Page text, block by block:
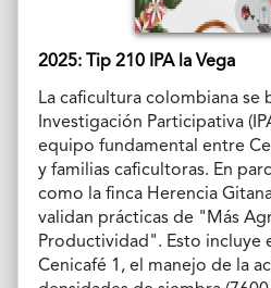
2025: Tip 210 IPA la Vega
La caficultura colombiana se
Investigación Participativa
equipo fundamental entre
y familias caficultoras. En
como la finca Herencia
validan prácticas de "Más
Productividad". Esto incluye
Cenicafé 1, el manejo de la